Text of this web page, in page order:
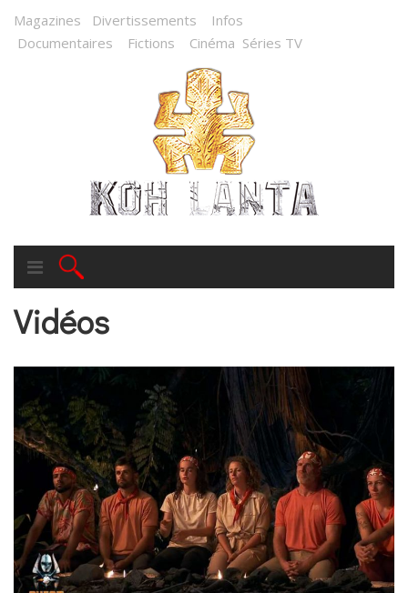
Magazines Divertissements
Infos
Documentaires
Fictions Cinéma Séries TV
Vidéos